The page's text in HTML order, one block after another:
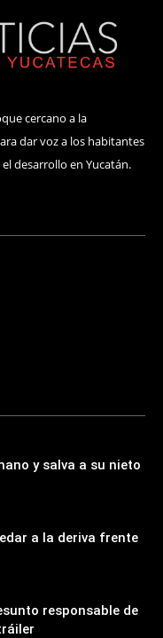
cercano a la
dar voz a los habitantes
desarrollo en Yucatán.
y salva a su nieto
a la deriva frente
responsable de